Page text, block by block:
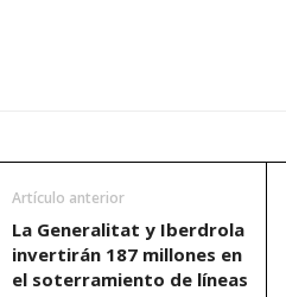
Artículo anterior
La Generalitat y Iberdrola
invertirán 187 millones en
el soterramiento de líneas